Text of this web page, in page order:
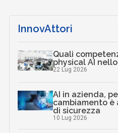
InnovAttori
Quali
physical AI
22 Lug 2026
AI in azienda,
cambiamento è
di sicurezza
10 Lug 2026